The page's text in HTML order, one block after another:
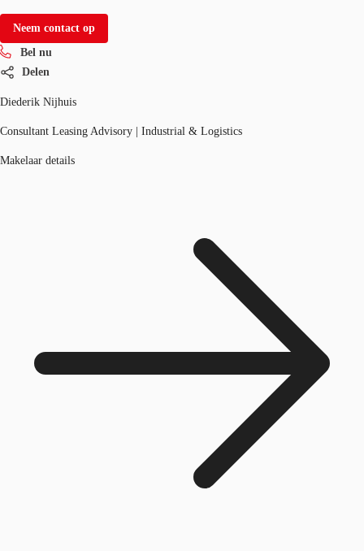
Neem contact op
Bel nu
Delen
Diederik Nijhuis
Consultant Leasing Advisory | Industrial & Logistics
Makelaar details